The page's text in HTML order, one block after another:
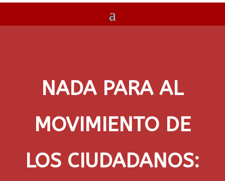
NADA PARA AL
MOVIMIENTO DE
LOS CIUDADANOS: